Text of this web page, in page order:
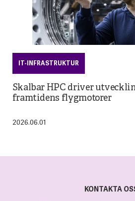
IT-INFRASTRUKTUR
Skalbar HPC driver
framtidens flygmotorer
2026.06.01
KONTAKTA